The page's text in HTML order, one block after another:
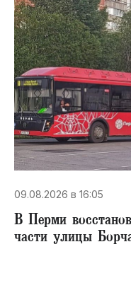
09.08.2026 в 16:05
В Перми
части улицы